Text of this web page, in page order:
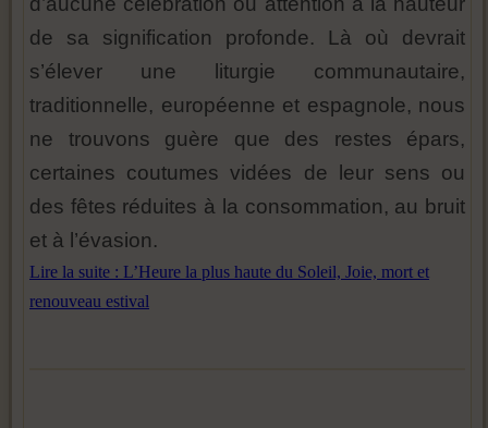
de sa signification profonde. Là où devrait
s’élever une liturgie communautaire,
traditionnelle, européenne et espagnole, nous
ne trouvons guère que des restes épars,
certaines coutumes vidées de leur sens ou
des fêtes réduites à la consommation, au bruit
et à l’évasion.
Lire la suite : L’Heure la plus haute du Soleil, Joie, mort et
renouveau estival